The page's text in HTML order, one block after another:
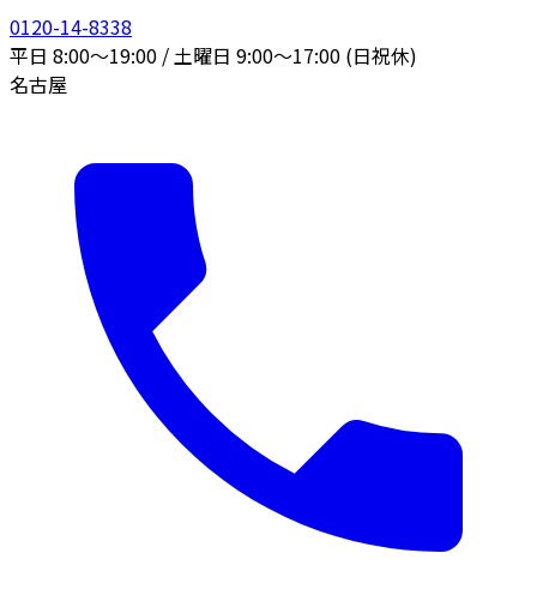
0120-14-8338
平日 8:00〜19:00 / 土曜日 9:00〜17:00 (日祝休)
名古屋